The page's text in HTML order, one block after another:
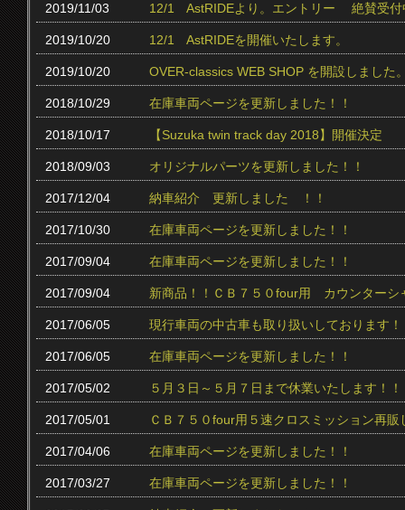
2019/11/03 12/1 AstRIDEより。エントリー 絶賛受付
2019/10/20 12/1 AstRIDEを開催いたします。
2019/10/20 OVER-classics WEB SHOP を開設しました
2018/10/29 在庫車両ページを更新しました！！
2018/10/17 【Suzuka twin track day 2018】開催決定
2018/09/03 オリジナルパーツを更新しました！！
2017/12/04 納車紹介 更新しました ！！
2017/10/30 在庫車両ページを更新しました！！
2017/09/04 在庫車両ページを更新しました！！
2017/09/04 新商品！！ＣＢ７５０four用 カウンター
2017/06/05 現行車両の中古車も取り扱いしております！
2017/06/05 在庫車両ページを更新しました！！
2017/05/02 ５月３日～５月７日まで休業いたします！！
2017/05/01 ＣＢ７５０four用５速クロスミッション再販
2017/04/06 在庫車両ページを更新しました！！
2017/03/27 在庫車両ページを更新しました！！